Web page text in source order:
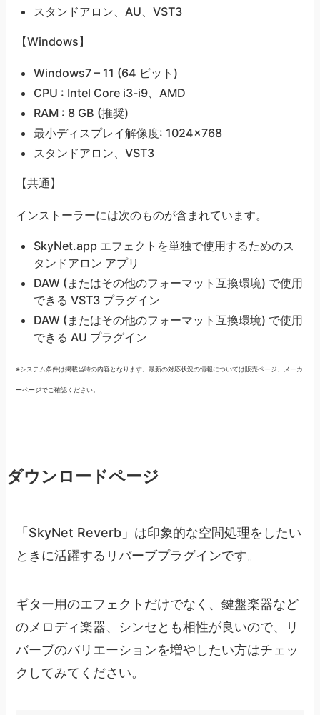
スタンドアロン、AU、VST3
【Windows】
Windows7 – 11 (64 ビット)
CPU : Intel Core i3-i9、AMD
RAM : 8 GB (推奨)
最小ディスプレイ解像度: 1024×768
スタンドアロン、VST3
【共通】
インストーラーには次のものが含まれています。
SkyNet.app エフェクトを単独で使用するためのス
タンドアロン アプリ
DAW (またはその他のフォーマット互換環境) で使用
できる VST3 プラグイン
DAW (またはその他のフォーマット互換環境) で使用
できる AU プラグイン
※システム条件は掲載当時の内容となります。最新の対応状況の情報については販売ページ、メーカ
ーページでご確認ください。
ダウンロードページ
「SkyNet Reverb」は印象的な空間処理をしたい
ときに活躍するリバーブプラグインです。
ギター用のエフェクトだけでなく、鍵盤楽器など
のメロディ楽器、シンセとも相性が良いので、リ
バーブのバリエーションを増やしたい方はチェッ
クしてみてください。